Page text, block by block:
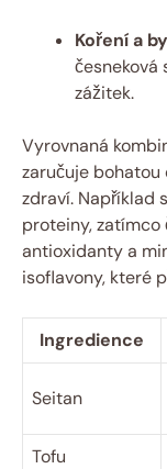
Koření a
česneková
zážitek.
Vyrovnaná
zaručuje bohatou
zdraví. Například
proteiny, zatímco
antioxidanty a
isoflavony, které
Ingredience
Seitan
Tofu